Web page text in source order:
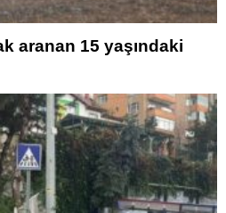
aranan 15 yaşındaki